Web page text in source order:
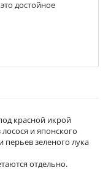
достойное
красной икрой
и японского
перьев зеленого лука
отдельно.